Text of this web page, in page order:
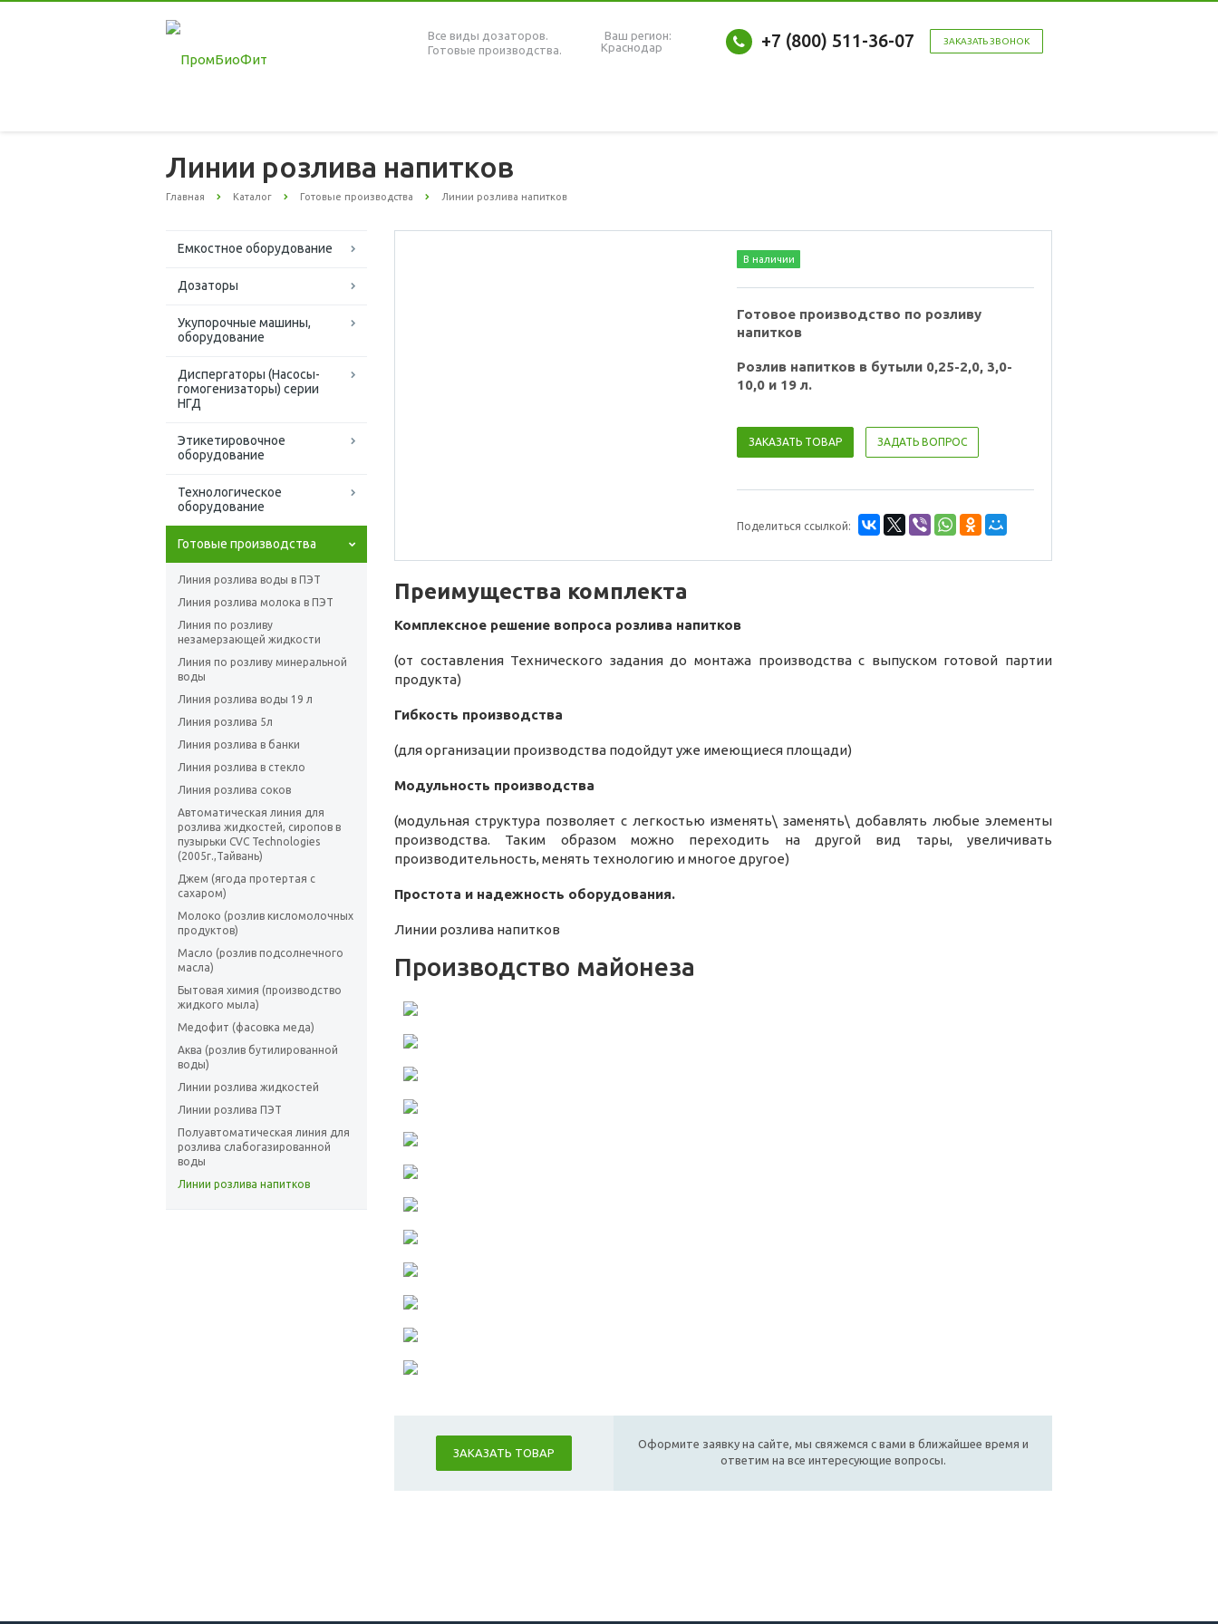
Все виды дозаторов.
Готовые производства.
Ваш регион:
Краснодар
ЗАКАЗАТЬ ЗВОНОК
+7 (800) 511-36-07
Линии розлива напитков
Главная Каталог Готовые производства Линии розлива напитков
Емкостное оборудование
Дозаторы
Укупорочные машины,
оборудование
Диспергаторы (Насосы-
гомогенизаторы) серии
НГД
Этикетировочное
оборудование
Технологическое
оборудование
Готовые производства
Линия розлива воды в ПЭТ
Линия розлива молока в ПЭТ
Линия по розливу
незамерзающей жидкости
Линия по розливу минеральной
воды
Линия розлива воды 19 л
Линия розлива 5л
Линия розлива в банки
Линия розлива в стекло
Линия розлива соков
Автоматическая линия для
розлива жидкостей, сиропов в
пузырьки CVC Technologies
(2005г.,Тайвань)
Джем (ягода протертая с
сахаром)
Молоко (розлив кисломолочных
продуктов)
Масло (розлив подсолнечного
масла)
Бытовая химия (производство
жидкого мыла)
Медофит (фасовка меда)
Аква (розлив бутилированной
воды)
Линии розлива жидкостей
Линии розлива ПЭТ
Полуавтоматическая линия для
розлива слабогазированной
воды
Линии розлива напитков
В наличии
Готовое производство по розливу
напитков
Розлив напитков в бутыли 0,25-2,0, 3,0-
10,0 и 19 л.
ЗАКАЗАТЬ ТОВАР ЗАДАТЬ ВОПРОС
Поделиться ссылкой:
Преимущества комплекта
Комплексное решение вопроса розлива напитков
(от составления Технического задания до монтажа производства с выпуском готовой партии
продукта)
Гибкость производства
(для организации производства подойдут уже имеющиеся площади)
Модульность производства
(модульная структура позволяет с легкостью изменять\ заменять\ добавлять любые элементы
производства. Таким образом можно переходить на другой вид тары, увеличивать
производительность, менять технологию и многое другое)
Простота и надежность оборудования.
Линии розлива напитков
Производство майонеза
ЗАКАЗАТЬ ТОВАР
Оформите заявку на сайте, мы свяжемся с вами в ближайшее время и
ответим на все интересующие вопросы.